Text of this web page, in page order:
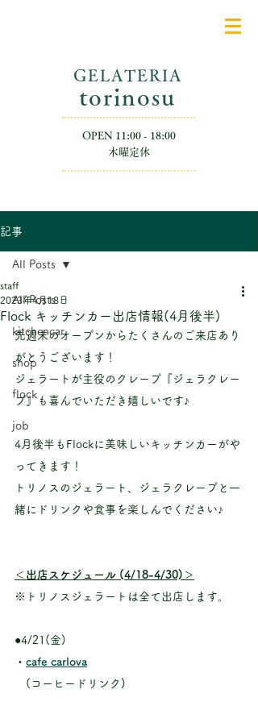
GELATERIA
​torinosu
OPEN 11:00 - 18:00
​木曜定休
記事
All Posts
kitchencar
shop
flock
job
All Posts
Flock キッチンカー出店情報(4月後半)
staff
2023年4月18日
先週末のオープンからたくさんのご来店あり
がとうございます！
ジェラートが主役のクレープ『ジェラクレー
プ』も喜んでいただき嬉しいです♪
4月後半もFlockに美味しいキッチンカーがや
ってきます！
トリノスのジェラート、ジェラクレープと一
緒にドリンクや食事を楽しんでください♪
＜出店スケジュール (4/18-4/30)＞
※トリノスジェラートは全て出店します。
●4/21(金)
・ cafe carlova
(コーヒードリンク)